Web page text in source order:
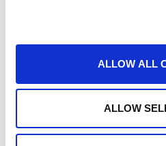
ALLOW ALL
ALLOW